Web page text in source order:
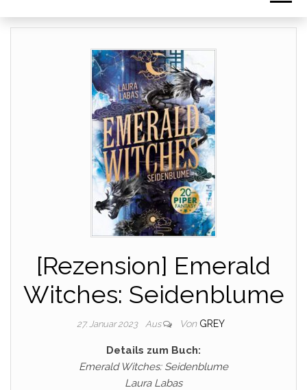
[Rezension] Emerald
Witches: Seidenblume
27. Januar 2023 Aus Von GREY
Details zum Buch:
Emerald Witches: Seidenblume
Laura Labas